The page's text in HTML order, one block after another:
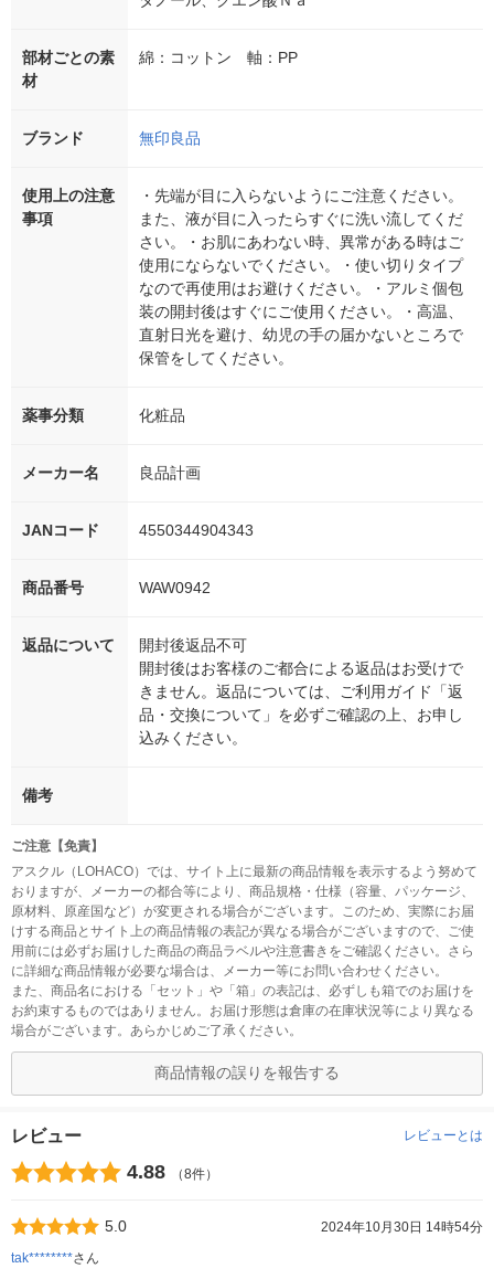
部材ごとの素
材
綿：コットン 軸：PP
ブランド 無印良品
使用上の注意
事項
・先端が目に入らないようにご注意ください。
また、液が目に入ったらすぐに洗い流してくだ
さい。・お肌にあわない時、異常がある時はご
使用にならないでください。・使い切りタイプ
なので再使用はお避けください。・アルミ個包
装の開封後はすぐにご使用ください。・高温、
直射日光を避け、幼児の手の届かないところで
保管をしてください。
薬事分類 化粧品
メーカー名 良品計画
JANコード 4550344904343
商品番号 WAW0942
返品について
開封後返品不可
開封後はお客様のご都合による返品はお受けで
きません。返品については、ご利用ガイド「返
品・交換について」を必ずご確認の上、お申し
込みください。
備考
ご注意【免責】
アスクル（LOHACO）では、サイト上に最新の商品情報を表示するよう努めて
おりますが、メーカーの都合等により、商品規格・仕様（容量、パッケージ、
原材料、原産国など）が変更される場合がございます。このため、実際にお届
けする商品とサイト上の商品情報の表記が異なる場合がございますので、ご使
用前には必ずお届けした商品の商品ラベルや注意書きをご確認ください。さら
に詳細な商品情報が必要な場合は、メーカー等にお問い合わせください。
また、商品名における「セット」や「箱」の表記は、必ずしも箱でのお届けを
お約束するものではありません。お届け形態は倉庫の在庫状況等により異なる
場合がございます。あらかじめご了承ください。
商品情報の誤りを報告する
レビュー レビューとは
4.88 （8件）
5.0
2024年10月30日 14時54分
tak********さん